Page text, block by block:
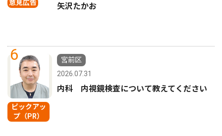
意見広告
矢沢たかお
6
ピックアッ
プ（PR）
宮前区
2026.07.31
内科 内視鏡検査について教えてください